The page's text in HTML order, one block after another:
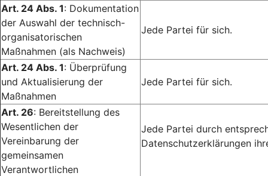
Art. 24 Abs. 1: Dokumentation
der Auswahl der technisch-
organisatorischen
Maßnahmen (als Nachweis)
Jede Partei für sich.
Art. 24 Abs. 1: Überprüfung
und Aktualisierung der
Maßnahmen
Jede Partei für sich.
Art. 26: Bereitstellung des
Wesentlichen der
Vereinbarung der
gemeinsamen
Verantwortlichen
Jede Partei durch
Datenschutzerklärungen